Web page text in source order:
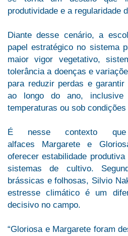
produtividade e a regularidade
Diante desse cenário, a
papel estratégico no sistema
maior vigor vegetativo,
tolerância a doenças e
para reduzir perdas e
ao longo do ano,
temperaturas ou sob
É nesse contexto
alfaces Margarete e
oferecer estabilidade
sistemas de cultivo.
brássicas e folhosas, Silvio
estresse climático é um
decisivo no campo.
“Gloriosa e Margarete foram